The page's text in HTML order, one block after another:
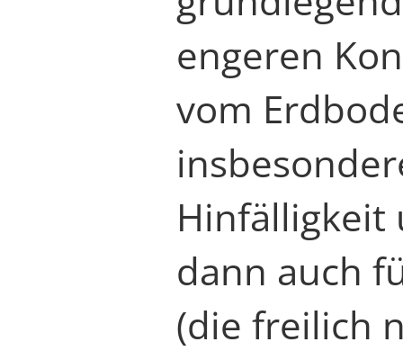
engeren
vom
Hinfälligkeit
dann auch
(die freilich